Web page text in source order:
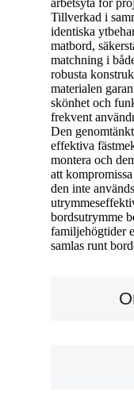
arbetsyta för
Tillverkad i
identiska
matbord,
matchning i
robusta
materialen
skönhet och
frekvent
Den
effektiva
montera och
att
den inte
bordsutrymme
familjehögtider
samlas runt